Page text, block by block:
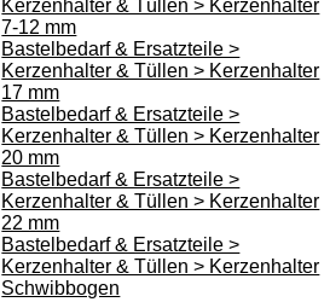
Kerzenhalter & Tüllen > Kerzenhalter
7-12 mm
Bastelbedarf & Ersatzteile >
Kerzenhalter & Tüllen > Kerzenhalter
17 mm
Bastelbedarf & Ersatzteile >
Kerzenhalter & Tüllen > Kerzenhalter
20 mm
Bastelbedarf & Ersatzteile >
Kerzenhalter & Tüllen > Kerzenhalter
22 mm
Bastelbedarf & Ersatzteile >
Kerzenhalter & Tüllen > Kerzenhalter
Schwibbogen